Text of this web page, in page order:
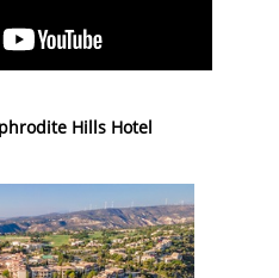
Hills Hotel